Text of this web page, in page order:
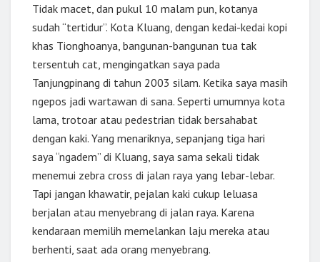
Tidak macet, dan pukul 10 malam pun, kotanya
sudah “tertidur”. Kota Kluang, dengan kedai-kedai kopi
khas Tionghoanya, bangunan-bangunan tua tak
tersentuh cat, mengingatkan saya pada
Tanjungpinang di tahun 2003 silam. Ketika saya masih
ngepos jadi wartawan di sana. Seperti umumnya kota
lama, trotoar atau pedestrian tidak bersahabat
dengan kaki. Yang menariknya, sepanjang tiga hari
saya “ngadem” di Kluang, saya sama sekali tidak
menemui zebra cross di jalan raya yang lebar-lebar.
Tapi jangan khawatir, pejalan kaki cukup leluasa
berjalan atau menyebrang di jalan raya. Karena
kendaraan memilih memelankan laju mereka atau
berhenti, saat ada orang menyebrang.